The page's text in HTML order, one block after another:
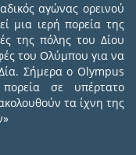
αγώνας ορεινού
μια ιερή πορεία της
της πόλης του Δίου
του Ολύμπου για να
Σήμερα ο Olympus
σε υπέρτατο
τα ίχνη της